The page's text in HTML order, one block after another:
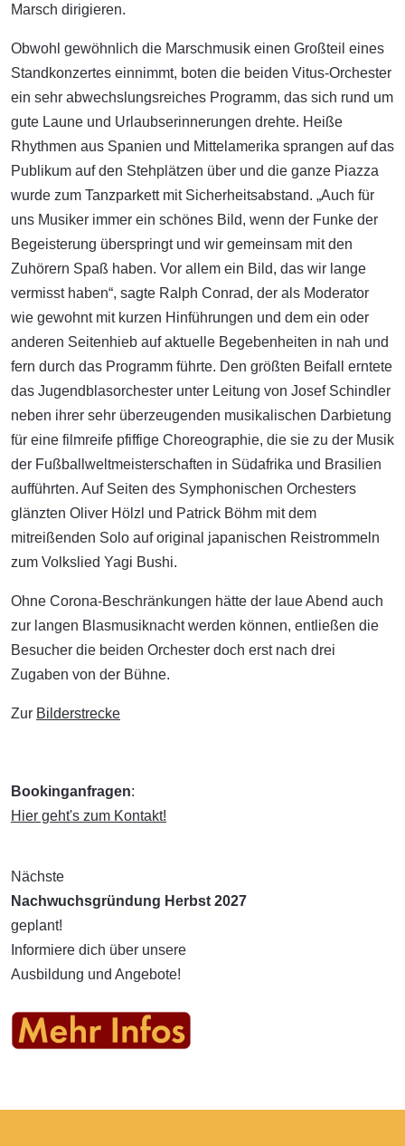
Marsch dirigieren.
Obwohl gewöhnlich die Marschmusik einen Großteil eines
Standkonzertes einnimmt, boten die beiden Vitus-Orchester
ein sehr abwechslungsreiches Programm, das sich rund um
gute Laune und Urlaubserinnerungen drehte. Heiße
Rhythmen aus Spanien und Mittelamerika sprangen auf das
Publikum auf den Stehplätzen über und die ganze Piazza
wurde zum Tanzparkett mit Sicherheitsabstand. „Auch für
uns Musiker immer ein schönes Bild, wenn der Funke der
Begeisterung überspringt und wir gemeinsam mit den
Zuhörern Spaß haben. Vor allem ein Bild, das wir lange
vermisst haben“, sagte Ralph Conrad, der als Moderator
wie gewohnt mit kurzen Hinführungen und dem ein oder
anderen Seitenhieb auf aktuelle Begebenheiten in nah und
fern durch das Programm führte. Den größten Beifall erntete
das Jugendblasorchester unter Leitung von Josef Schindler
neben ihrer sehr überzeugenden musikalischen Darbietung
für eine filmreife pfiffige Choreographie, die sie zu der Musik
der Fußballweltmeisterschaften in Südafrika und Brasilien
aufführten. Auf Seiten des Symphonischen Orchesters
glänzten Oliver Hölzl und Patrick Böhm mit dem
mitreißenden Solo auf original japanischen Reistrommeln
zum Volkslied Yagi Bushi.
Ohne Corona-Beschränkungen hätte der laue Abend auch
zur langen Blasmusiknacht werden können, entließen die
Besucher die beiden Orchester doch erst nach drei
Zugaben von der Bühne.
Zur Bilderstrecke
Bookinganfragen:
Hier geht's zum Kontakt!
Nächste
Nachwuchsgründung Herbst 2027
geplant!
Informiere dich über unsere
Ausbildung und Angebote!